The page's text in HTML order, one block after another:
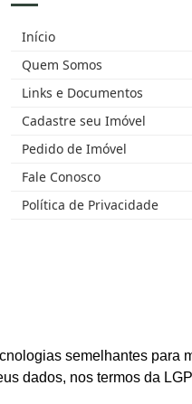
semelhantes
dados, nos termos da
Início
Quem Somos
Links e Documentos
Cadastre seu Imóvel
Pedido de Imóvel
Fale Conosco
Política de Privacidade